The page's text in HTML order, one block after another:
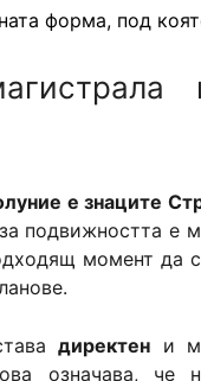
форма, под
е знаците
подвижността е
момент да
директен и
означава, че